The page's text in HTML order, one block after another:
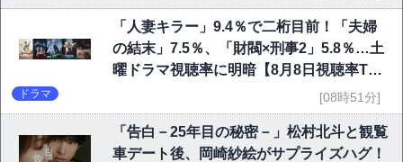
「人妻キラー」9.4％で二桁目前！「夫婦
の結末」7.5％、「財閥×刑事2」5.8％…土
曜ドラマ視聴率に明暗【8月8日視聴率TO
ドラマ [08時51分]
「告白－25年目の秘密－」松村北斗と観覧
車デート後、岡崎紗絵がサプライズハグ！